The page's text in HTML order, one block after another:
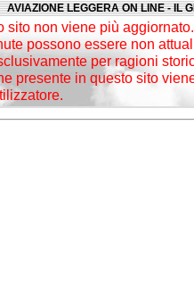
AVIAZIONE LEGGERA ON LINE - IL
sito non viene più
possono essere non
per ragioni
presente in questo sito